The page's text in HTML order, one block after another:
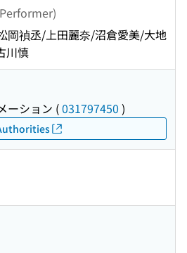
岡禎丞/上田麗奈/沼倉愛美/大地
川慎
ーション (031797450 )